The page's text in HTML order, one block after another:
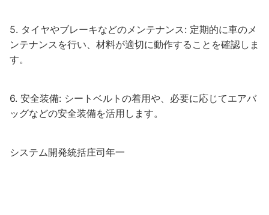
5. タイヤやブレーキなどのメンテナンス: 定期的に車のメ
ンテナンスを行い、材料が適切に動作することを確認しま
す。
6. 安全装備: シートベルトの着用や、必要に応じてエアバ
ッグなどの安全装備を活用します。
システム開発統括庄司年一